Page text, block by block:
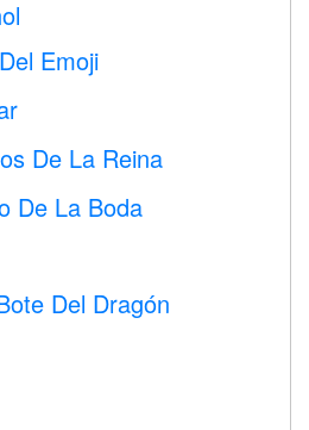
Emoji
De La Reina
De La Boda
Del Dragón